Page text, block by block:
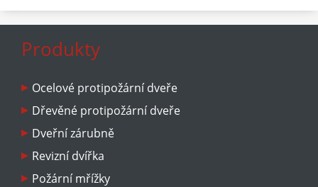
Použití : exteriér i interiér
Tloušťka: 43 mm
Zámek: BMH s roztečí 72 mm
Dveř nelze koupit bez systémové zárubně zárubně od
7000 kč/ks bez dPH podle typu a šířky ostění
Hmotnost: cca 150 kg
Produkty
Ocelové protipožární dveře
Dřevěné protipožární dveře
Dveřní zárubně
Revizní dvířka
Požární mřížky